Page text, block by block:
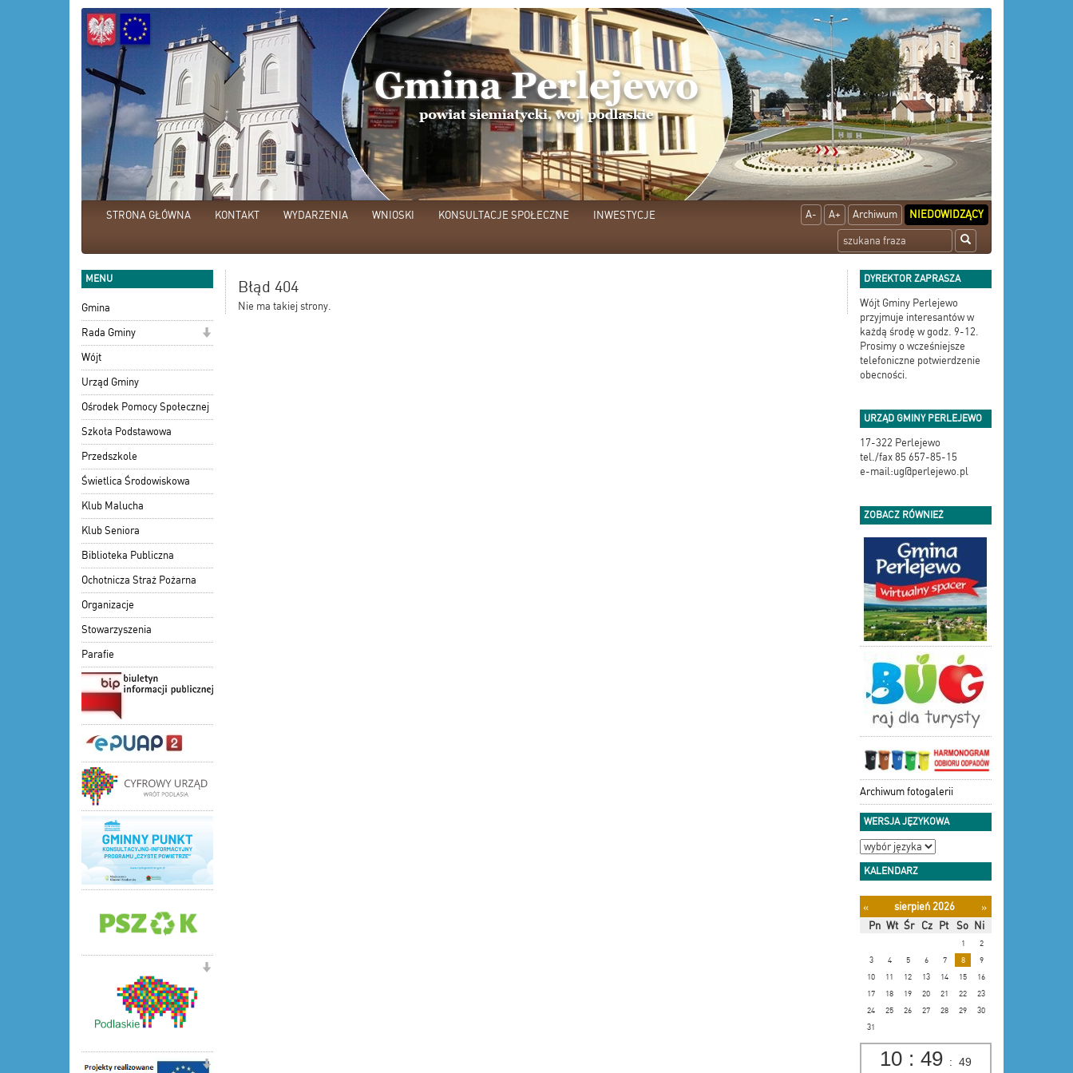
STRONA GŁÓWNA KONTAKT WYDARZENIA WNIOSKI KONSULTACJE SPOŁECZNE INWESTYCJE A- A+ Archiwum NIEDOWIDZĄCY
MENU
Gmina
Rada Gminy
Wójt
Urząd Gminy
Ośrodek Pomocy Społecznej
Szkoła Podstawowa
Przedszkole
Świetlica Środowiskowa
Klub Malucha
Klub Seniora
Biblioteka Publiczna
Ochotnicza Straż Pożarna
Organizacje
Stowarzyszenia
Parafie
Błąd 404
Nie ma takiej strony.
DYREKTOR ZAPRASZA
Wójt Gminy Perlejewo
przyjmuje interesantów w
każdą środę w godz. 9-12.
Prosimy o wcześniejsze
telefoniczne potwierdzenie
obecności.
URZĄD GMINY PERLEJEWO
17-322 Perlejewo
tel./fax 85 657-85-15
e-mail:ug@perlejewo.pl
ZOBACZ RÓWNIEŻ
Archiwum fotogalerii
WERSJA JĘZYKOWA
KALENDARZ
« sierpień 2026
»
Pn Wt Śr Cz Pt So Ni
1
2
3
4 5 6 7 8
9
10
11 12 13 14 15
16
17
18 19 20 21 22
23
24
25 26 27 28 29
30
31
10 : 49 : 50